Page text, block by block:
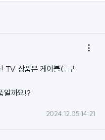

TV 상품은 케이블(=구
일까요!?
2024.12.05 14:21